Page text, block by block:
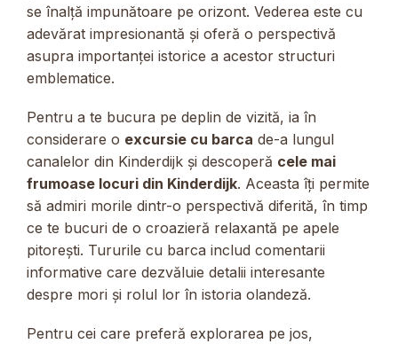
se înalță impunătoare pe orizont. Vederea este cu
adevărat impresionantă și oferă o perspectivă
asupra importanței istorice a acestor structuri
emblematice.
Pentru a te bucura pe deplin de vizită, ia în
considerare o excursie cu barca de-a lungul
canalelor din Kinderdijk și descoperă cele mai
frumoase locuri din Kinderdijk. Aceasta îți permite
să admiri morile dintr-o perspectivă diferită, în timp
ce te bucuri de o croazieră relaxantă pe apele
pitorești. Tururile cu barca includ comentarii
informative care dezvăluie detalii interesante
despre mori și rolul lor în istoria olandeză.
Pentru cei care preferă explorarea pe jos,